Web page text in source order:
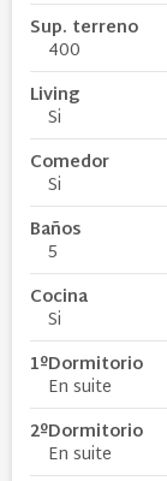
Sup. terreno
400
Living
Si
Comedor
Si
Baños
5
Cocina
Si
1ºDormitorio
En suite
2ºDormitorio
En suite